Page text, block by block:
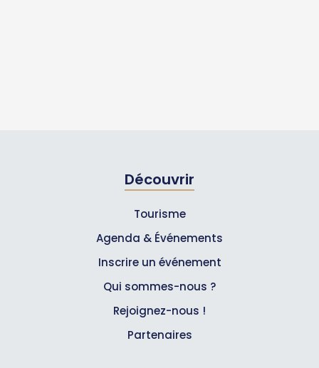
Découvrir
Tourisme
Agenda & Événements
Inscrire un événement
Qui sommes-nous ?
Rejoignez-nous !
Partenaires